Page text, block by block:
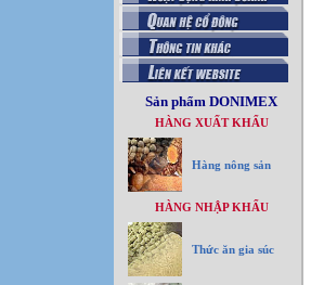
Sản phẩm DONIMEX
HÀNG XUẤT KHẨU
Hàng nông sản
HÀNG NHẬP KHẨU
Thức ăn gia súc